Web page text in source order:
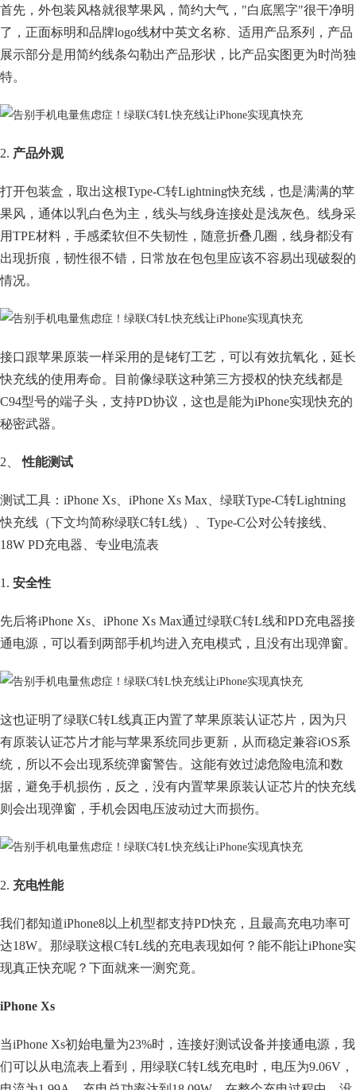
首先，外包装风格就很苹果风，简约大气，"白底黑字"很干净明
了，正面标明和品牌logo线材中英文名称、适用产品系列，产品
展示部分是用简约线条勾勒出产品形状，比产品实图更为时尚独
特。
2. 产品外观
打开包装盒，取出这根Type-C转Lightning快充线，也是满满的苹
果风，通体以乳白色为主，线头与线身连接处是浅灰色。线身采
用TPE材料，手感柔软但不失韧性，随意折叠几圈，线身都没有
出现折痕，韧性很不错，日常放在包包里应该不容易出现破裂的
情况。
接口跟苹果原装一样采用的是铑钌工艺，可以有效抗氧化，延长
快充线的使用寿命。目前像绿联这种第三方授权的快充线都是
C94型号的端子头，支持PD协议，这也是能为iPhone实现快充的
秘密武器。
2、性能测试
测试工具：iPhone Xs、iPhone Xs Max、绿联Type-C转Lightning
快充线（下文均简称绿联C转L线）、Type-C公对公转接线、
18W PD充电器、专业电流表
1. 安全性
先后将iPhone Xs、iPhone Xs Max通过绿联C转L线和PD充电器接
通电源，可以看到两部手机均进入充电模式，且没有出现弹窗。
这也证明了绿联C转L线真正内置了苹果原装认证芯片，因为只
有原装认证芯片才能与苹果系统同步更新，从而稳定兼容iOS系
统，所以不会出现系统弹窗警告。这能有效过滤危险电流和数
据，避免手机损伤，反之，没有内置苹果原装认证芯片的快充线
则会出现弹窗，手机会因电压波动过大而损伤。
2. 充电性能
我们都知道iPhone8以上机型都支持PD快充，且最高充电功率可
达18W。那绿联这根C转L线的充电表现如何？能不能让iPhone实
现真正快充呢？下面就来一测究竟。
iPhone Xs
当iPhone Xs初始电量为23%时，连接好测试设备并接通电源，我
们可以从电流表上看到，用绿联C转L线充电时，电压为9.06V，